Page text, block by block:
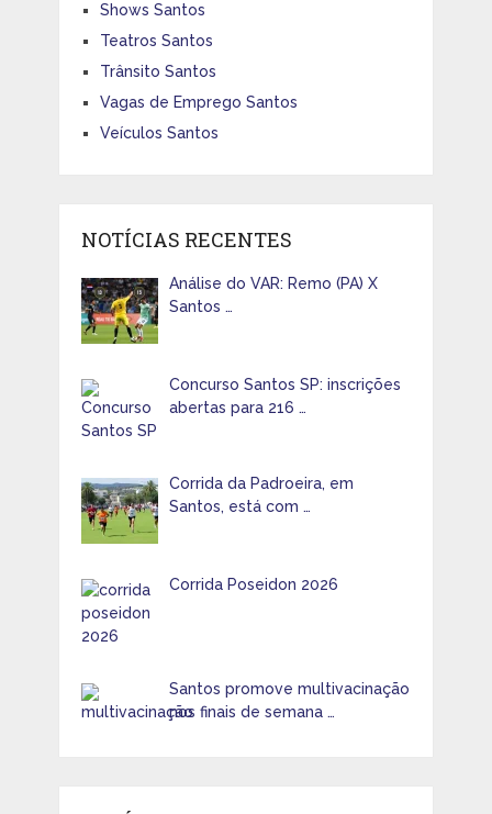
Shows Santos
Teatros Santos
Trânsito Santos
Vagas de Emprego Santos
Veículos Santos
NOTÍCIAS RECENTES
Análise do VAR: Remo (PA) X
Santos …
Concurso Santos SP: inscrições
abertas para 216 …
Corrida da Padroeira, em
Santos, está com …
Corrida Poseidon 2026
Santos promove multivacinação
nos finais de semana …